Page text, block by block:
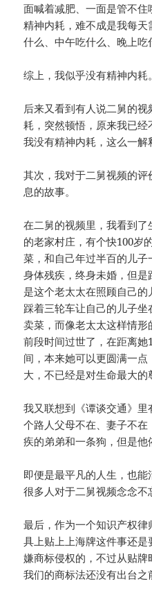
面喊着减肥、一面是管不
精神内耗，难不成是我每
什么、中午吃什么、晚上吃
综上，我似乎没有精神内耗。
后来又看到有人说二舅的
耗，突然顿悟，原来我已
我没有精神内耗，这么一解
其次，我对于二舅视频的
息的故事。
在二舅的视频里，我看到
的老家村庄，有个快100岁
菜，和自己年过半百的儿
身体残疾，终身未婚，但
是这个老太太在照顾自己
踩着三轮车让自己的儿子
卖菜，而像老太太这样情
前段时间过世了，在距离
间，本来她可以更圆满一
大，不已经是对生命最大的
我又联想到《谭谈交通》
个路人父母不在、妻子不
疾的弟弟和一条狗，但是他
即便是最平凡的人生，也
很多人对于二舅视频念念不
最后，作为一个知识产权
具上贴上上海牌这件事还
嫌商标侵权的，不过从贴
我们的商标法还没有出台之